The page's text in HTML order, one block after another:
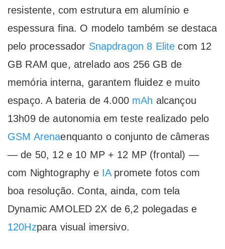
resistente, com estrutura em alumínio e
espessura fina. O modelo também se destaca
pelo processador Snapdragon 8 Elitecom 12
GB RAM que, atrelado aos 256 GB de
memória interna, garantem fluidez e muito
espaço. A bateria de 4.000 mAh alcançou
13h09 de autonomia em teste realizado pelo
GSM Arenaenquanto o conjunto de câmeras
— de 50, 12 e 10 MP + 12 MP (frontal) —
com Nightography e IApromete fotos com
boa resolução. Conta, ainda, com tela
Dynamic AMOLED 2X de 6,2 polegadas e
120Hzpara visual imersivo.